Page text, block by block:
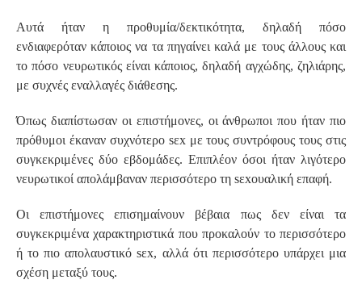
Αυτά ήταν η προθυμία/δεκτικότητα, δηλαδή πόσο
ενδιαφερόταν κάποιος να τα πηγαίνει καλά με τους άλλους και
το πόσο νευρωτικός είναι κάποιος, δηλαδή αγχώδης, ζηλιάρης,
με συχνές εναλλαγές διάθεσης.
Όπως διαπίστωσαν οι επιστήμονες, οι άνθρωποι που ήταν πιο
πρόθυμοι έκαναν συχνότερο sεx με τους συντρόφους τους στις
συγκεκριμένες δύο εβδομάδες. Επιπλέον όσοι ήταν λιγότερο
νευρωτικοί απολάμβαναν περισσότερο τη sεxουαλική επαφή.
Οι επιστήμονες επισημαίνουν βέβαια πως δεν είναι τα
συγκεκριμένα χαρακτηριστικά που προκαλούν το περισσότερο
ή το πιο απολαυστικό sεx, αλλά ότι περισσότερο υπάρχει μια
σχέση μεταξύ τους.